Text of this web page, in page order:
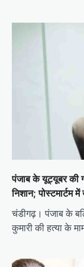
पंजाब के यूट्यूबर की
निशान; पोस्टमार्टम
चंडीगढ़। पंजाब के
कुमारी की हत्या के